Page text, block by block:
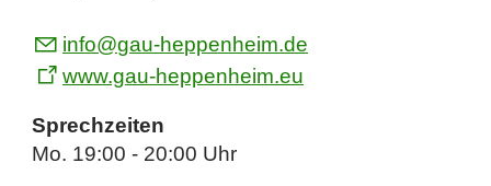
nf g -h pp nh m d
www.gau-heppenheim.eu
Sprechzeiten
Mo. 19:00 - 20:00 Uhr